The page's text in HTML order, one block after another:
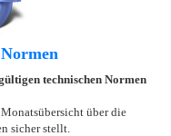
technischen Normen
über die
sicher stellt.